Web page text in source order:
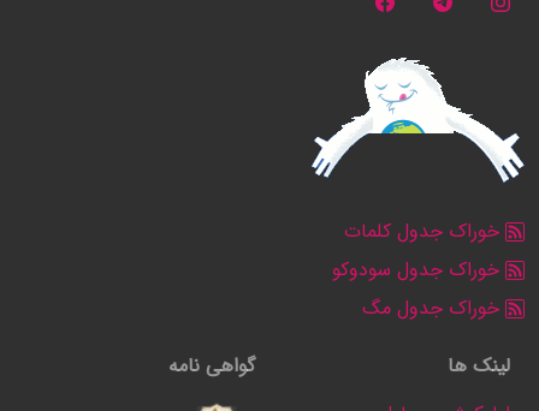
خوراک جدول کلمات
خوراک جدول سودوکو
خوراک جدول مگ
لینک ها
گواهی نامه